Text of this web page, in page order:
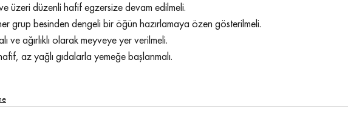
üzeri düzenli hafif egzersize devam edilmeli.
grup besinden dengeli bir öğün hazırlamaya özen gösterilmeli.
ve ağırlıklı olarak meyveye yer verilmeli.
az yağlı gıdalarla yemeğe başlanmalı.